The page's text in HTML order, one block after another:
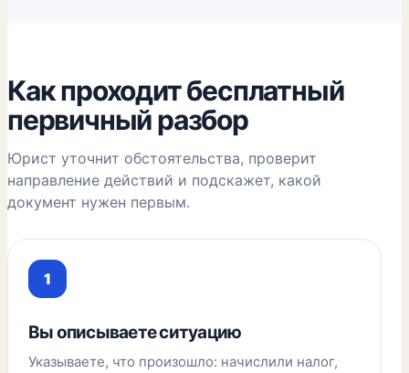
Как проходит бесплатный
первичный разбор
Юрист уточнит обстоятельства, проверит
направление действий и подскажет, какой
документ нужен первым.
Вы описываете ситуацию
Указываете, что произошло: начислили налог,